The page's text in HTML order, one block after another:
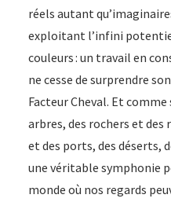
réels autant
exploitant l’infini
couleurs : un travail en
ne cesse de surprendre
Facteur Cheval. Et
arbres, des rochers et des
et des ports, des déserts,
une véritable symphonie
monde où nos regards